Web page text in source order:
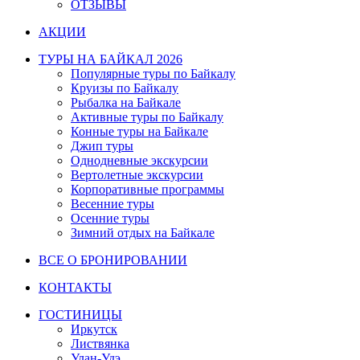
ОТЗЫВЫ
АКЦИИ
ТУРЫ НА БАЙКАЛ 2026
Популярные туры по Байкалу
Круизы по Байкалу
Рыбалка на Байкале
Активные туры по Байкалу
Конные туры на Байкале
Джип туры
Однодневные экскурсии
Вертолетные экскурсии
Корпоративные программы
Весенние туры
Осенние туры
Зимний отдых на Байкале
ВСЕ О БРОНИРОВАНИИ
КОНТАКТЫ
ГОСТИНИЦЫ
Иркутск
Листвянка